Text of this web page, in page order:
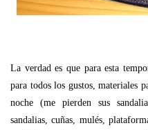
La verdad es que para esta
para todos los gustos, materiales
noche (me pierden sus
sandalias, cuñas, mulés,